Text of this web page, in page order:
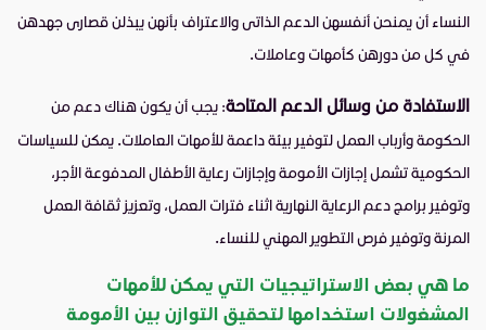
النساء أن يمنحن أنفسهن الدعم الذاتى والاعتراف بأنهن يبذلن قصارى جهدهن
في كل من دورهن كأمهات وعاملات.
الاستفادة من وسائل الدعم المتاحة: يجب أن يكون هناك دعم من
الحكومة وأرباب العمل لتوفير بيئة داعمة للأمهات العاملات. يمكن للسياسات
الحكومية تشمل إجازات الأمومة وإجازات رعاية الأطفال المدفوعة الأجر،
وتوفير برامج دعم الرعاية النهارية اثناء فترات العمل، وتعزيز ثقافة العمل
المرنة وتوفير فرص التطوير المهني للنساء.
ما هي بعض الاستراتيجيات التي يمكن للأمهات
المشغولات استخدامها لتحقيق التوازن بين الأمومة